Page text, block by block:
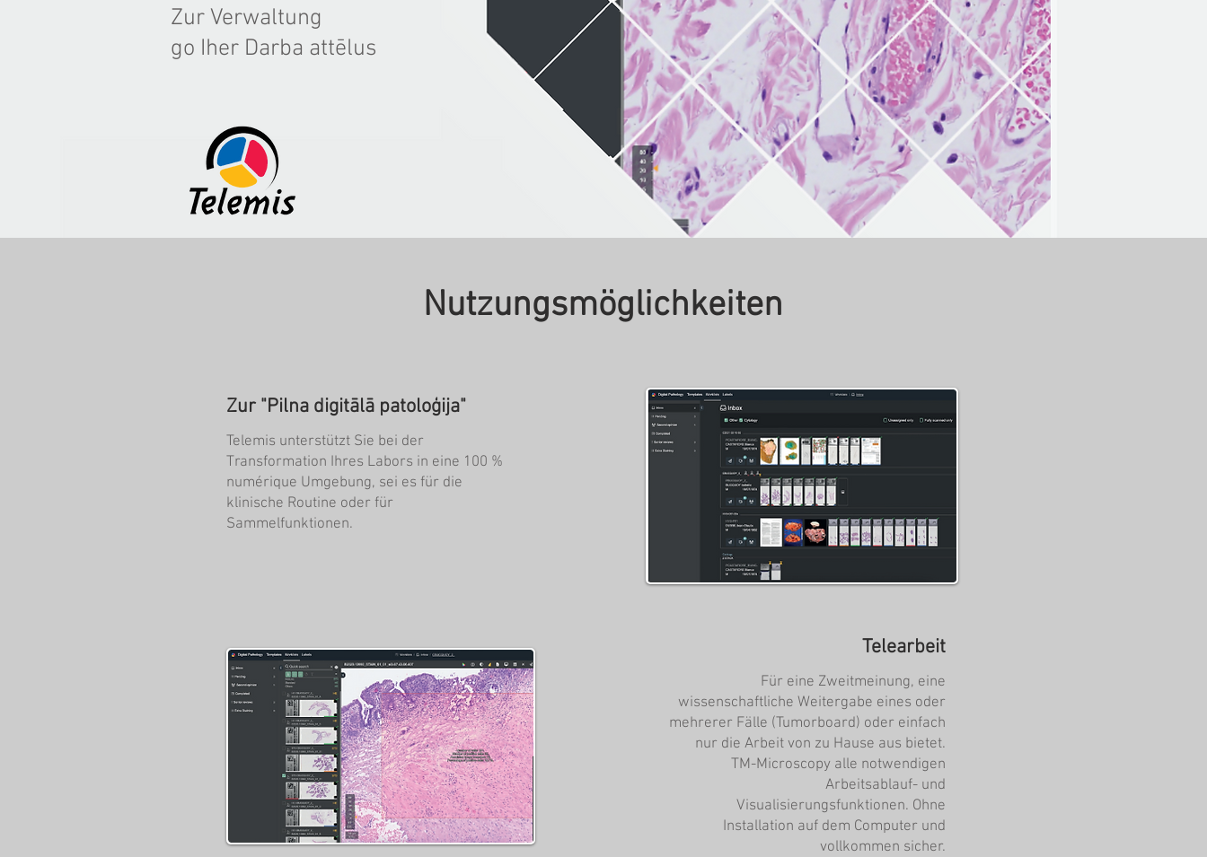
Zur Verwaltung
go Iher Darba attēlus
Nutzungsmöglichkeiten
Zur "Pilna digitālā patoloģija"
Telemis unterstützt Sie bei der
Transformation Ihres Labors in eine 100 %
numérique Umgebung, sei es für die
klinische Routine oder für
Sammelfunktionen.
Telearbeit
Für eine Zweitmeinung, eine
wissenschaftliche Weitergabe eines oder
mehrerer Fälle (Tumorboard) oder einfach
nur die Arbeit von zu Hause aus bietet.
TM-Microscopy alle notwendigen
Arbeitsablauf- und
Visualisierungsfunktionen. Ohne
Installation auf dem Computer und
vollkommen sicher.